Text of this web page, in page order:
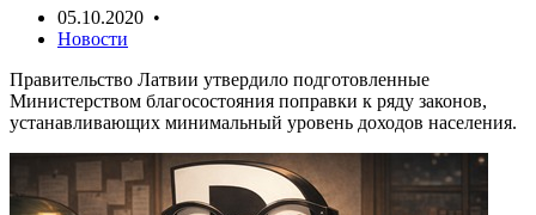
05.10.2020 •
Новости
Правительство Латвии утвердило подготовленные
Министерством благосостояния поправки к ряду законов,
устанавливающих минимальный уровень доходов населения.